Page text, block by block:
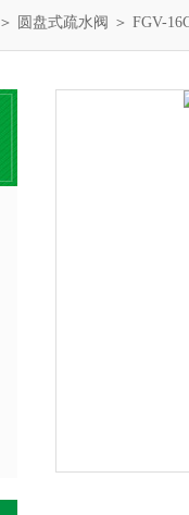
＞ 圆盘式疏水阀 ＞ FGV-